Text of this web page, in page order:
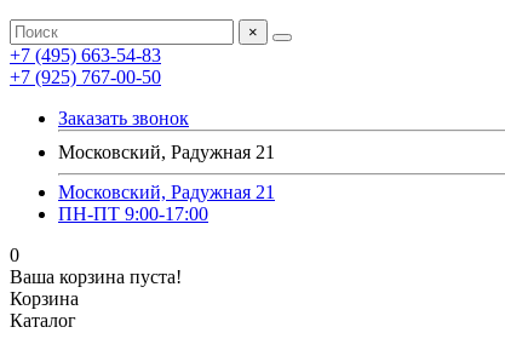
×
+7 (495) 663-54-83
+7 (925) 767-00-50
Заказать звонок
Московский, Радужная 21
Московский, Радужная 21
ПН-ПТ 9:00-17:00
0
Ваша корзина пуста!
Корзина
Каталог